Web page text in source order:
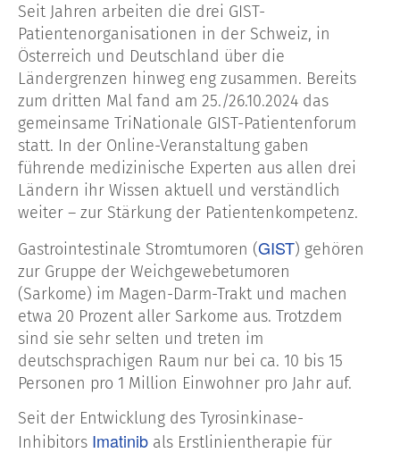
Seit Jahren arbeiten die drei GIST-
Patientenorganisationen in der Schweiz, in
Österreich und Deutschland über die
Ländergrenzen hinweg eng zusammen. Bereits
zum dritten Mal fand am 25./26.10.2024 das
gemeinsame TriNationale GIST-Patientenforum
statt. In der Online-Veranstaltung gaben
führende medizinische Experten aus allen drei
Ländern ihr Wissen aktuell und verständlich
weiter – zur Stärkung der Patientenkompetenz.
Gastrointestinale Stromtumoren (GIST) gehören
zur Gruppe der Weichgewebetumoren
(Sarkome) im Magen-Darm-Trakt und machen
etwa 20 Prozent aller Sarkome aus. Trotzdem
sind sie sehr selten und treten im
deutschsprachigen Raum nur bei ca. 10 bis 15
Personen pro 1 Million Einwohner pro Jahr auf.
Seit der Entwicklung des Tyrosinkinase-
Inhibitors Imatinib als Erstlinientherapie für